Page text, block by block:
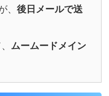
、 後日メールで送
ムームードメイン